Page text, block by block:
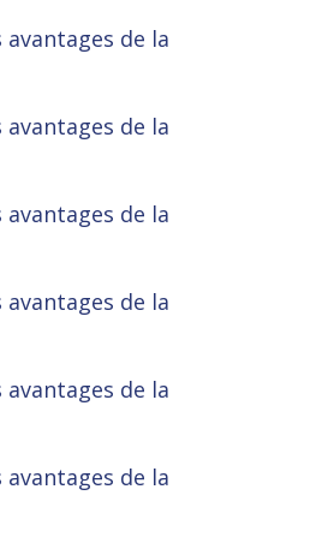
avantages de la
avantages de la
avantages de la
avantages de la
avantages de la
avantages de la